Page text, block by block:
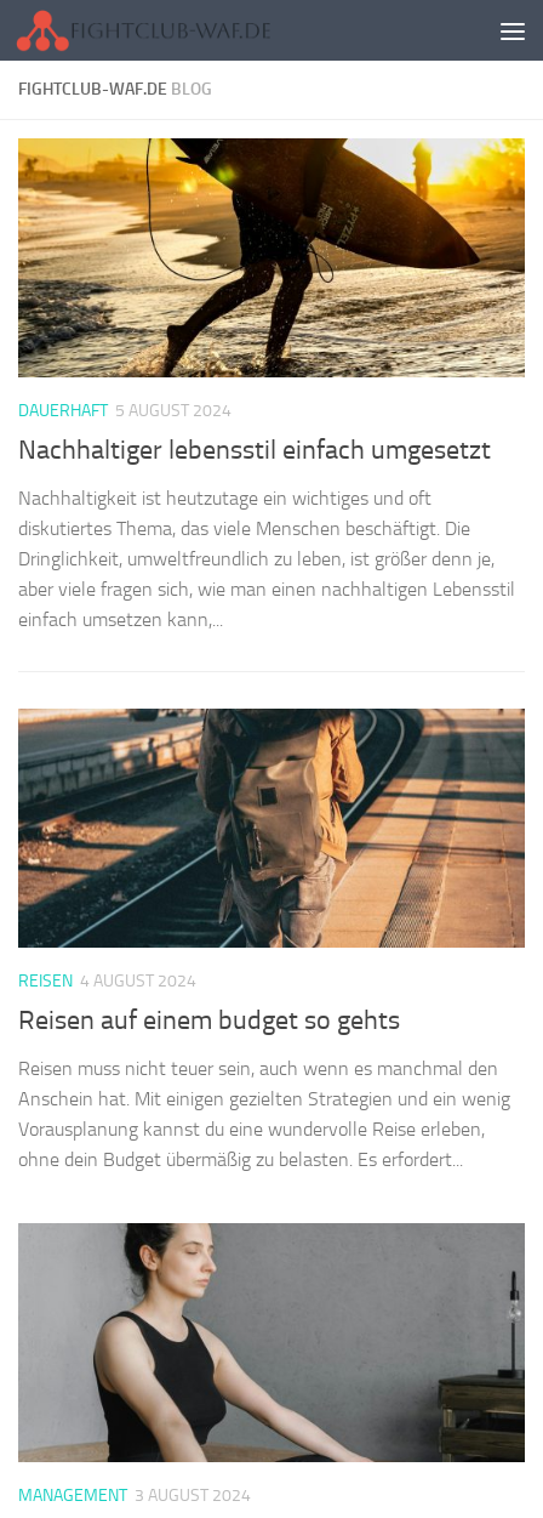
Zum Inhalt springen
FIGHTCLUB-WAF.DE BLOG
DAUERHAFT 5 AUGUST 2024
Nachhaltiger lebensstil einfach umgesetzt
Nachhaltigkeit ist heutzutage ein wichtiges und oft
diskutiertes Thema, das viele Menschen beschäftigt. Die
Dringlichkeit, umweltfreundlich zu leben, ist größer denn je,
aber viele fragen sich, wie man einen nachhaltigen Lebensstil
einfach umsetzen kann,...
REISEN 4 AUGUST 2024
Reisen auf einem budget so gehts
Reisen muss nicht teuer sein, auch wenn es manchmal den
Anschein hat. Mit einigen gezielten Strategien und ein wenig
Vorausplanung kannst du eine wundervolle Reise erleben,
ohne dein Budget übermäßig zu belasten. Es erfordert...
MANAGEMENT 3 AUGUST 2024